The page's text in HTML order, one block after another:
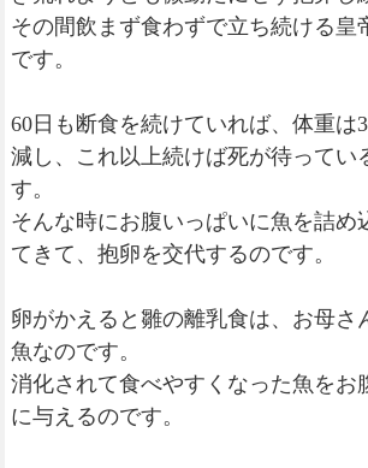
その間飲まず食わずで立ち続ける皇
です。
60日も断食を続けていれば、体重は
減し、これ以上続けば死が待ってい
す。
そんな時にお腹いっぱいに魚を詰め
てきて、抱卵を交代するのです。
卵がかえると雛の離乳食は、お母さ
魚なのです。
消化されて食べやすくなった魚をお
に与えるのです。